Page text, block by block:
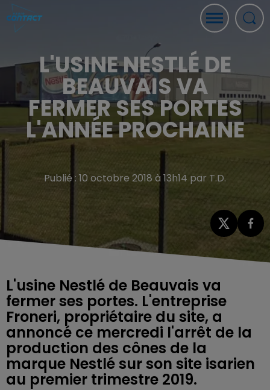
L'USINE NESTLÉ DE
BEAUVAIS VA
FERMER SES PORTES
L'ANNÉE PROCHAINE
Publié : 10 octobre 2018 à 13h14 par T.D.
L'usine Nestlé de Beauvais va
fermer ses portes. L'entreprise
Froneri, propriétaire du site, a
annoncé ce mercredi l'arrêt de la
production des cônes de la
marque Nestlé sur son site isarien
au premier trimestre 2019.